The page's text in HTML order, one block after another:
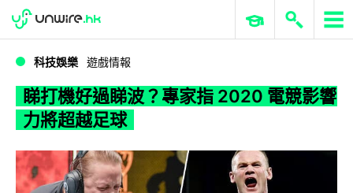
WWDC 2026 ERP 與商業 AI
科技娛樂 遊戲情報
睇打機好過睇波？專家指 2020 電競影響
力將超越足球